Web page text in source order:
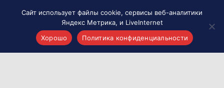
Сайт использует файлы cookie, сервисы веб-аналитики
Яндекс Метрика, и LiveInternet
Хорошо
Политика конфиденциальности